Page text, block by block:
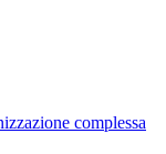
complessa